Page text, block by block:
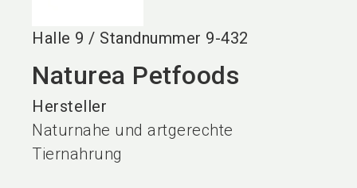
Halle 9 / Standnummer 9-432
Naturea Petfoods
Hersteller
Naturnahe und artgerechte
Tiernahrung